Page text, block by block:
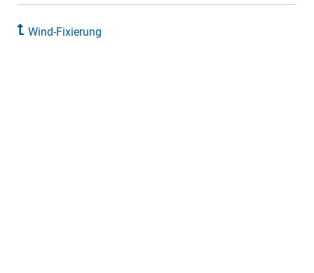
Wind-Fixierung